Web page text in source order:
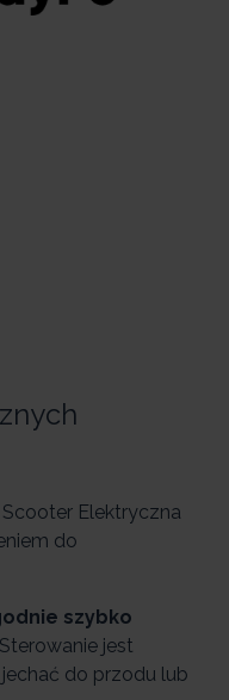
Elektryczna
do
szybko
jest
do przodu lub